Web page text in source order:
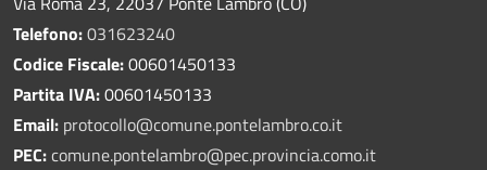
Telefono:031623240
Codice Fiscale:00601450133
Partita IVA:00601450133
Email: protocollo@comune.pontelambro.co.it
PEC:comune.pontelambro@pec.provincia.como.it